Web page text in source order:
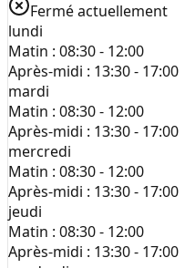
Fermé actuellement
lundi
Matin : 08:30 - 12:00
Après-midi : 13:30 - 17:00
mardi
Matin : 08:30 - 12:00
Après-midi : 13:30 - 17:00
mercredi
Matin : 08:30 - 12:00
Après-midi : 13:30 - 17:00
jeudi
Matin : 08:30 - 12:00
Après-midi : 13:30 - 17:00